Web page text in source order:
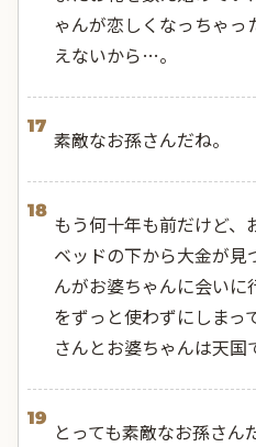
ゃんが恋しくなっちゃ
えないから…。
17
素敵なお孫さんだね。
18
もう何十年も前だけど
ベッドの下から大金が見
んがお婆ちゃんに会い
をずっと使わずにしまっ
さんとお婆ちゃんは天国
19
とっても素敵なお孫さん